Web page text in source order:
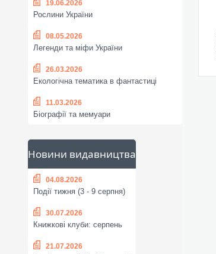
19.06.2026
Рослини України
08.05.2026
Легенди та міфи України
26.03.2026
Екологічна тематика в фантастиці
11.03.2026
Біографії та мемуари
Новини видавництва
04.08.2026
Події тижня (3 - 9 серпня)
30.07.2026
Книжкові клуби: серпень
21.07.2026